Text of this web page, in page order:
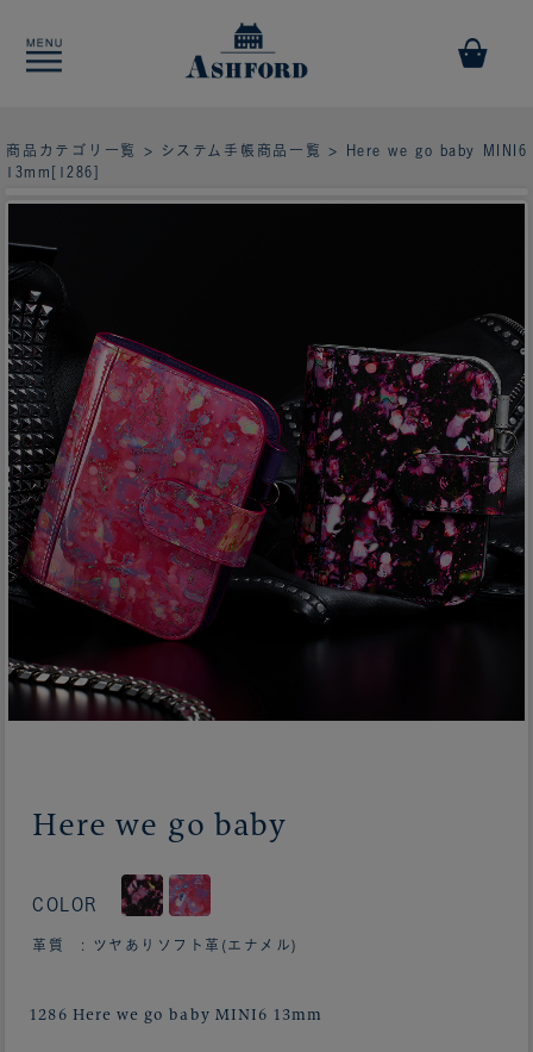
商品カテゴリ一覧 > システム手帳商品一覧
> Here we go baby MINI6
13mm[1286]
Here we go baby
COLOR
革質 : ツヤありソフト革(エナメル)
1286 Here we go baby MINI6 13mm